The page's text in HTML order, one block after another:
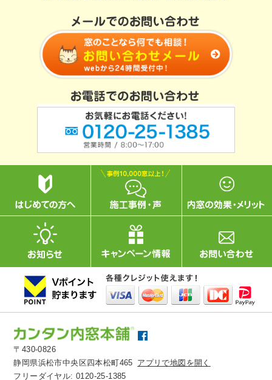
〒430-0826
静岡県浜松市中央区四本松町465 アプリで地図を開く
フリーダイヤル:0120-25-1385